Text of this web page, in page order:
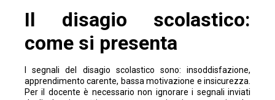
Il disagio scolastico:
come si presenta
I segnali del disagio scolastico sono: insoddisfazione,
apprendimento carente, bassa motivazione e insicurezza.
Per il docente è necessario non ignorare i segnali inviati